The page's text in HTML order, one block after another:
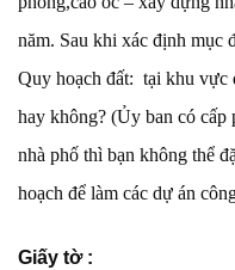
năm. Sau khi xác định mục
Quy hoạch đất: tại khu vực
hay không? (Ủy ban có
nhà phố thì bạn không thể
hoạch để làm các dự án
Giấy tờ :